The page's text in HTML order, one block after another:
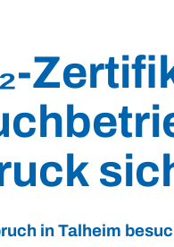
in Talheim